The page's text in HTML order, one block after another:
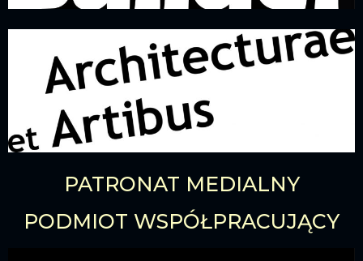
PATRONAT MEDIALNY
PODMIOT WSPÓŁPRACUJĄCY